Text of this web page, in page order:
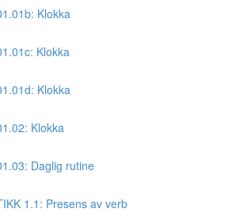
Klokka
Klokka
Klokka
Klokka
Daglig rutine
1.1: Presens av verb